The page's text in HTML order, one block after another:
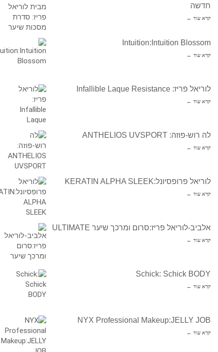
חדשה
קרא עוד ←
Intuition:Intuition Blossom
קרא עוד ←
לוריאל פריז: Infallible Laque Resistance
קרא עוד ←
לה רוש-פוזה: ANTHELIOS UVSPORT
קרא עוד ←
לוריאל פרופסיונל:KERATIN ALPHA SLEEK
קרא עוד ←
אלביב-לוריאל פריז:סרום ומרכך שיער ULTIMATE
קרא עוד ←
Schick: Schick BODY
קרא עוד ←
NYX Professional Makeup:JELLY JOB
קרא עוד ←